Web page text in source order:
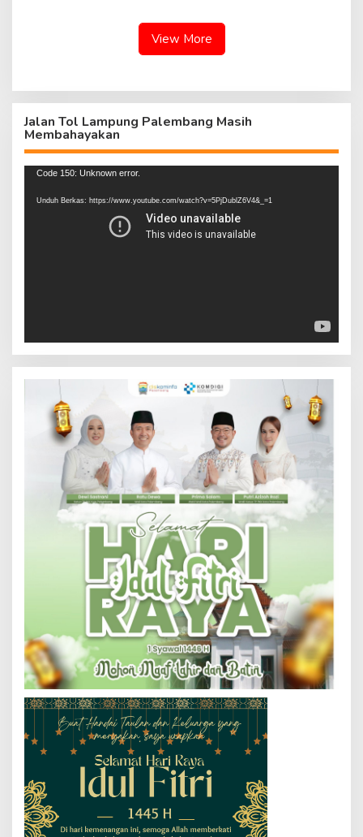
View More
Jalan Tol Lampung Palembang Masih
Membahayakan
Pemutar
Code 150: Unknown error.
Unduh Berkas: https://www.youtube.com/watch?v=5PjDublZ6V4&_=1